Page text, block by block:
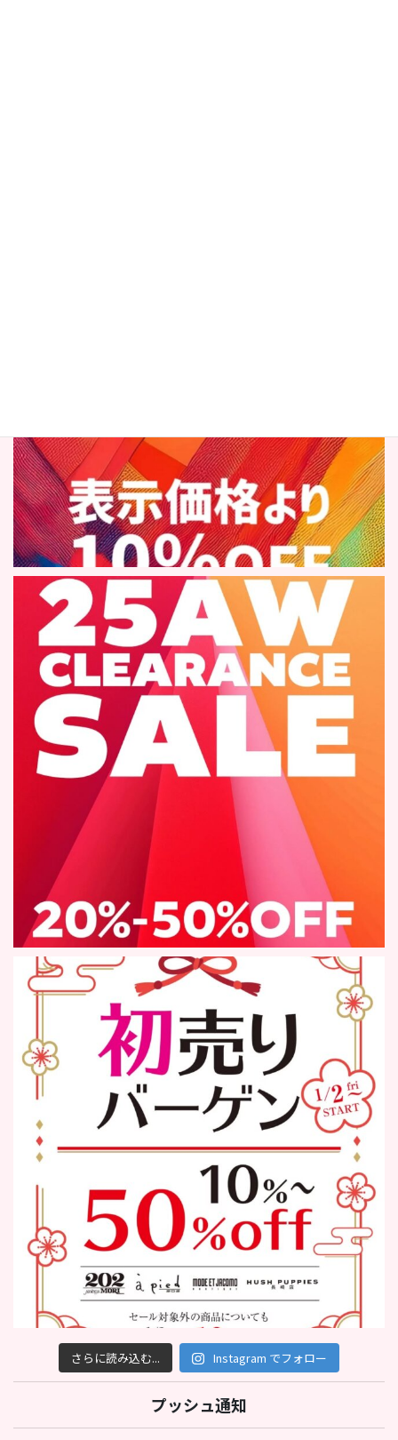
さらに読み込む... Instagram でフォロー
プッシュ通知